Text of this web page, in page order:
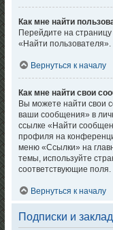
Как мне найти
Перейдите на
«Найти пользователя».
Вернуться к началу
Как мне найти свои
Вы можете найти свои
ваши сообщения» в
ссылке «Найти
профиля на
меню «Ссылки» на
темы, используйте
соответствующие поля.
Вернуться к началу
Подписки и